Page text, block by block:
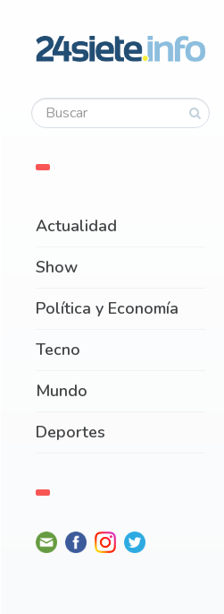
Actualidad
Show
Política y Economía
Tecno
Mundo
Deportes